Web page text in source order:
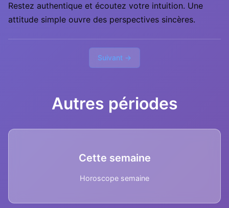
Restez authentique et écoutez votre intuition. Une
attitude simple ouvre des perspectives sincères.
Suivant →
Autres périodes
Cette semaine
Horoscope semaine